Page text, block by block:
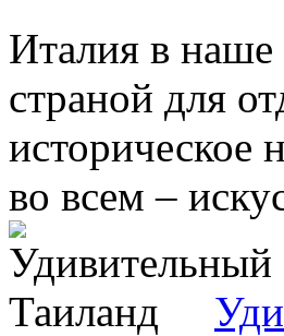
Италия в наше
страной для
историческое
во всем –